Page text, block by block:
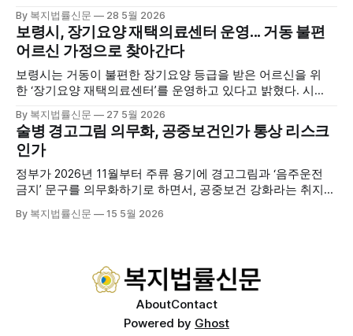
행사에는 서산시 관내 주·야간보호기관 관계자와 종사자, 유관
기관 내빈 등 약 100여명이 참석했으며, 서산시청 관계자, 서
산시노인복지시설협회, 서산시재가복지협회, 서산시사회복지
사협회 등 지역 노인복지 관련 기관 관계자들이 함께해 협회
출범을 축하했다. 서산시노인주야간보호협회는 서산시 소재
By 복지법률신문 28 5월 2026
보령시, 장기요양 재택의료센터 운영... 거동 불편
어르신 가정으로 찾아간다
보령시는 거동이 불편한 장기요양 등급을 받은 어르신을 위
한 ‘장기요양 재택의료센터’를 운영하고 있다고 밝혔다. 시
고 본격적인 서비스 제공에 나서고 있다. 재택의료센터
는 (한)의사가 거동 불편으로 의료기관 이용이 어렵다고 판단
한 장기요양 등급자를 대상으로, (한)의사·간호사·사회복지사
로 구성된 다학제 팀이 직접 가정을 방문해 건강관리서비스
를 제공하는
By 복지법률신문 27 5월 2026
술병 경고그림 의무화, 공중보건인가 통상 리스크
인가
정부가 2026년 11월부터 주류 용기에 경고그림과 ‘음주운전
금지’ 문구를 의무화하기로 하면서, 공중보건 강화라는 취지와
도는 국제 통상 규범, 영세업체 부담, 소비자 선택권 등 다양한
By 복지법률신문 15 5월 2026
AboutContact
Powered by Ghost